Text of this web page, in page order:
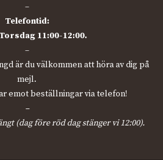
–
Telefontid:
11:00-12:00.
–
är du välkommen att höra av dig på
mejl.
emot beställningar via telefon!
–
(dag före röd dag stänger vi 12:00).